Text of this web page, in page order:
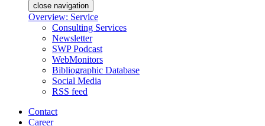
close navigation
Overview: Service
Consulting Services
Newsletter
SWP Podcast
WebMonitors
Bibliographic Database
Social Media
RSS feed
Contact
Career